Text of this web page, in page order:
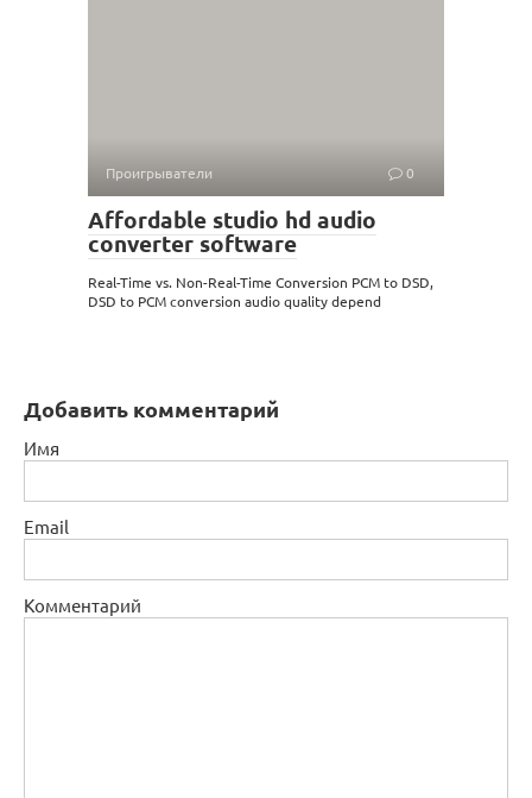
Проигрыватели 0
Affordable studio hd audio
converter software
Real-Time vs. Non-Real-Time Conversion PCM to DSD,
DSD to PCM conversion audio quality depend
Добавить комментарий
Имя
Email
Комментарий